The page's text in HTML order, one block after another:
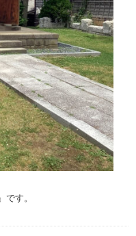
す。